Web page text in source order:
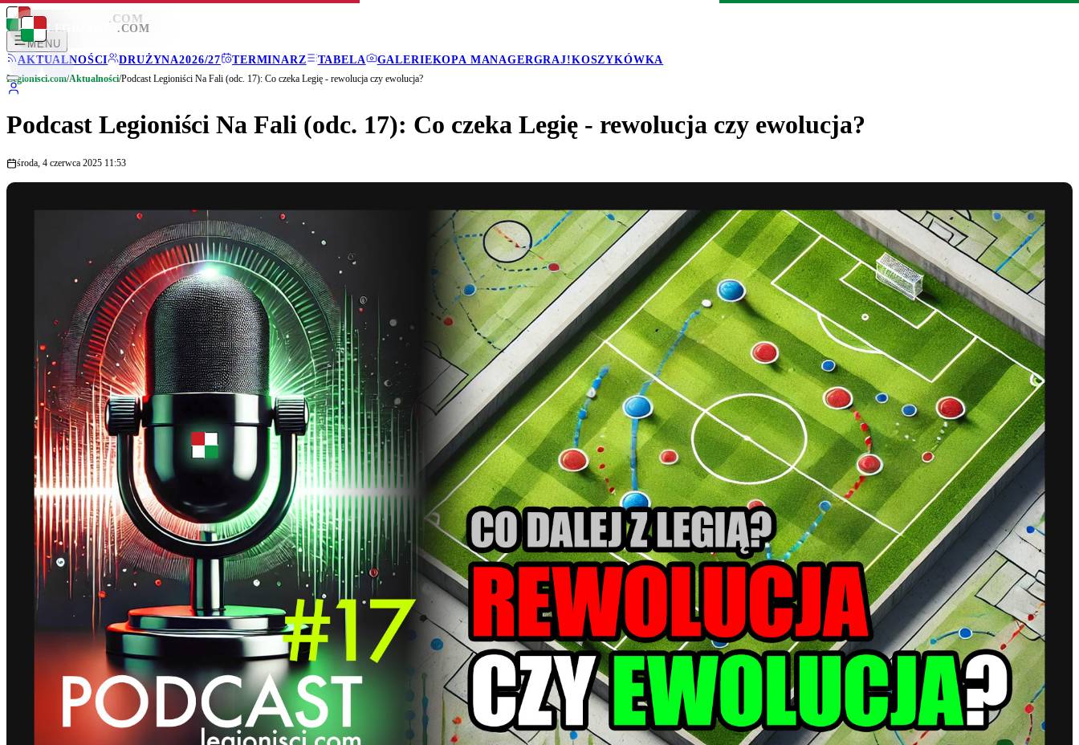
LEGIONISCI .COM
MENU
AKTUALNOŚCI
DRUŻYNA2026/27 TERMINARZ TABELA GALERIEKOPA MANAGERGRAJ!KOSZYKÓWKA
LEGIONISCI .COM
Legionisci.com/Aktualności/Podcast Legioniści Na Fali (odc. 17): Co czeka Legię - rewolucja czy ewolucja?
Podcast Legioniści Na Fali (odc. 17): Co czeka Legię - rewolucja czy ewolucja?
środa, 4 czerwca 2025 11:53